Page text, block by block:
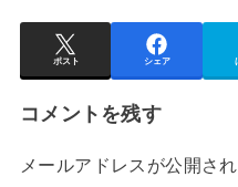
ポスト シェア
コメントを残す
メールアドレスが公開さ